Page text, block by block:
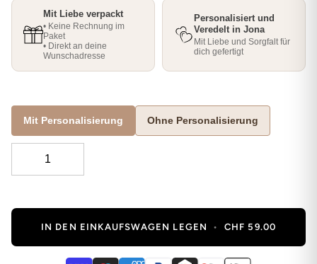
Mit Liebe verpackt
• Keine Rechnung im
Paket
• Direkt an deine
Wunschadresse
Personalisiert und
Veredelt in Jona
Mit Liebe und Sorgfalt für
dich gefertigt
Mit Personalisierung Ohne Personalisierung
IN DEN EINKAUFSWAGEN LEGEN • CHF 59.00